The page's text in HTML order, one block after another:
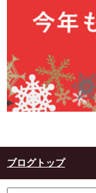
ブログトップ